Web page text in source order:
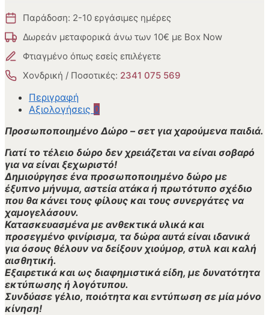
Παράδοση: 2-10 εργάσιμες ημέρες
Δωρεάν μεταφορικά άνω των 10€ με Box Now
Φτιαγμένο όπως εσείς επιλέγετε
Χονδρική / Ποσοτικές: 2341 075 569
Περιγραφή
Αξιολογήσεις 0
Προσωποποιημένο Δώρο – σετ για χαρούμενα παιδιά.
Γιατί το τέλειο δώρο δεν χρειάζεται να είναι σοβαρό
για να είναι ξεχωριστό!
Δημιούργησε ένα προσωποποιημένο δώρο με
έξυπνο μήνυμα, αστεία ατάκα ή πρωτότυπο σχέδιο
που θα κάνει τους φίλους και τους συνεργάτες να
χαμογελάσουν.
Κατασκευασμένα με ανθεκτικά υλικά και
προσεγμένο φινίρισμα, τα δώρα αυτά είναι ιδανικά
για όσους θέλουν να δείξουν χιούμορ, στυλ και καλή
αισθητική.
Εξαιρετικά και ως διαφημιστικά είδη, με δυνατότητα
εκτύπωσης ή λογότυπου.
Συνδύασε γέλιο, ποιότητα και εντύπωση σε μία μόνο
κίνηση!